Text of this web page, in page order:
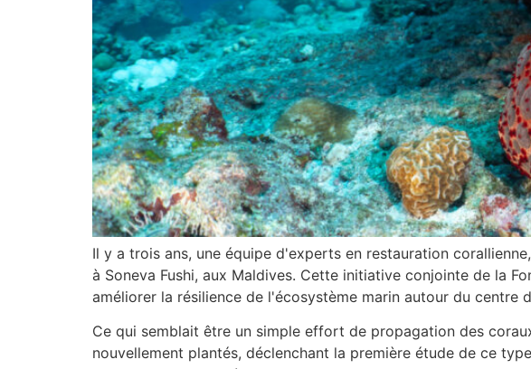
Il y a trois ans, une équipe d'experts en restauration
à Soneva Fushi, aux Maldives. Cette initiative conjointe de la
améliorer la résilience de l'écosystème marin autour du centre
Ce qui semblait être un simple effort de propagation des
nouvellement plantés, déclenchant la première étude de ce